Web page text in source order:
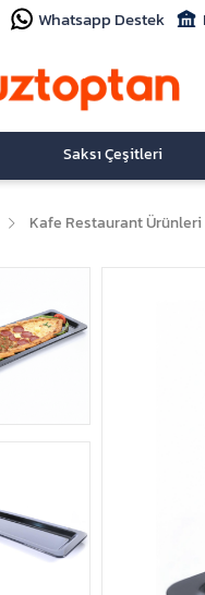
Whatsapp Destek
Saksı Çeşitleri
Kafe Restaurant Ürünleri